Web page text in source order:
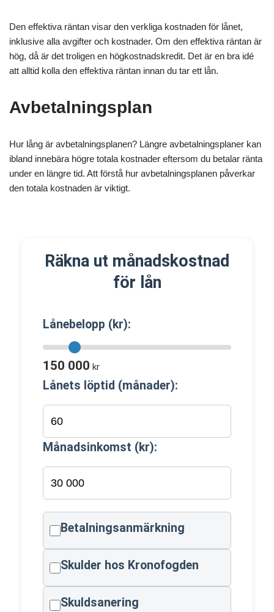
Den effektiva räntan visar den verkliga kostnaden för lånet,
inklusive alla avgifter och kostnader. Om den effektiva räntan är
hög, då är det troligen en högkostnadskredit. Det är en bra idé
att alltid kolla den effektiva räntan innan du tar ett lån.
Avbetalningsplan
Hur lång är avbetalningsplanen? Längre avbetalningsplaner kan
ibland innebära högre totala kostnader eftersom du betalar ränta
under en längre tid. Att förstå hur avbetalningsplanen påverkar
den totala kostnaden är viktigt.
Räkna ut månadskostnad
för lån
Lånebelopp (kr):
150 000 kr
Lånets löptid (månader):
Månadsinkomst (kr):
Betalningsanmärkning
Skulder hos Kronofogden
Skuldsanering